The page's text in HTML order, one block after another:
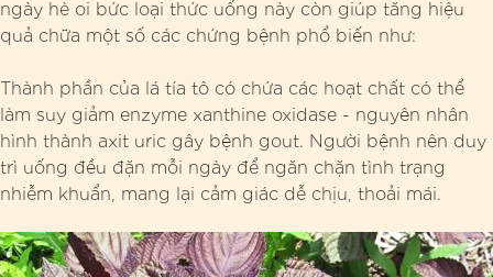
ngày hè oi bức loại thức uống này còn giúp tăng hiệu
quả chữa một số các chứng bệnh phổ biến như:
Thành phần của lá tía tô có chứa các hoạt chất có thể
làm suy giảm enzyme xanthine oxidase - nguyên nhân
hình thành axit uric gây bệnh gout. Người bệnh nên duy
trì uống đều đặn mỗi ngày để ngăn chặn tình trạng
nhiễm khuẩn, mang lại cảm giác dễ chịu, thoải mái.